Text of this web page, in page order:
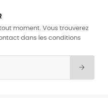
moment. Vous trouverez
dans les conditions